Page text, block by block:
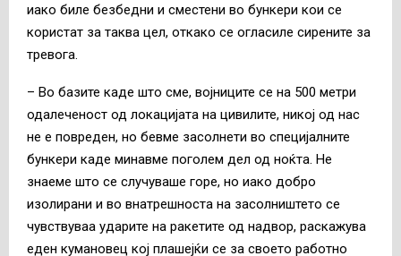
иако биле безбедни и сместени во бункери кои се
користат за таква цел, откако се огласиле сирените за
тревога.
– Во базите каде што сме, војниците се на 500 метри
одалеченост од локацијата на цивилите, никој од нас
не е повреден, но бевме засолнети во специјалните
бункери каде минавме поголем дел од ноќта. Не
знаеме што се случуваше горе, но иако добро
изолирани и во внатрешноста на засолништето се
чувствуваа ударите на ракетите од надвор, раскажува
еден кумановец кој плашејќи се за своето работно